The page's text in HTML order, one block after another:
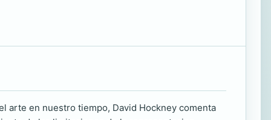
arte en nuestro tiempo, David Hockney comenta